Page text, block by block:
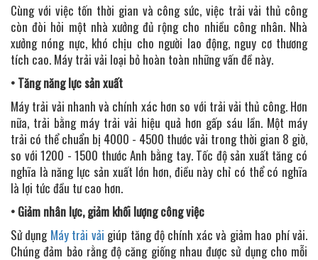
Cùng với việc tốn thời gian và công sức, việc trải vải thủ công
còn đòi hỏi một nhà xưởng đủ rộng cho nhiều công nhân. Nhà
xưởng nóng nực, khó chịu cho người lao động, nguy cơ thương
tích cao. Máy trải vải loại bỏ hoàn toàn những vấn đề này.
• Tăng năng lực sản xuất
Máy trải vải nhanh và chính xác hơn so với trải vải thủ công. Hơn
nữa, trải bằng máy trải vải hiệu quả hơn gấp sáu lần. Một máy
trải có thể chuẩn bị 4000 - 4500 thước vải trong thời gian 8 giờ,
so với 1200 - 1500 thước Anh bằng tay. Tốc độ sản xuất tăng có
nghĩa là năng lực sản xuất lớn hơn, điều này chỉ có thể có nghĩa
là lợi tức đầu tư cao hơn.
• Giảm nhân lực, giảm khối lượng công việc
Sử dụng Máy trải vải giúp tăng độ chính xác và giảm hao phí vải.
Chúng đảm bảo rằng độ căng giống nhau được sử dụng cho mỗi